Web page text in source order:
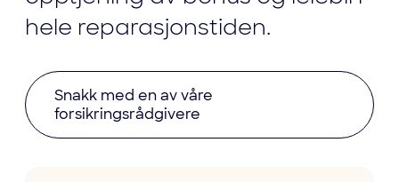
hele reparasjonstiden.
Snakk med en av våre
forsikringsrådgivere